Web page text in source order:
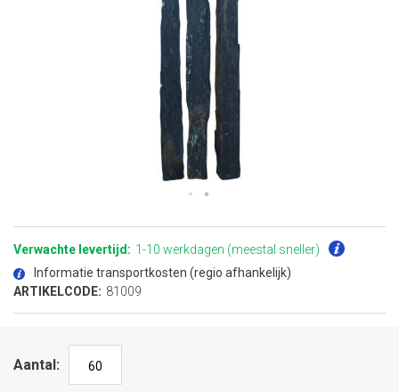
naar
begin
de
afbeeldingen-
Verwachte levertijd: 1-10 werkdagen (meestal sneller)
Informatie transportkosten (regio afhankelijk)
ARTIKELCODE: 81009
Aantal